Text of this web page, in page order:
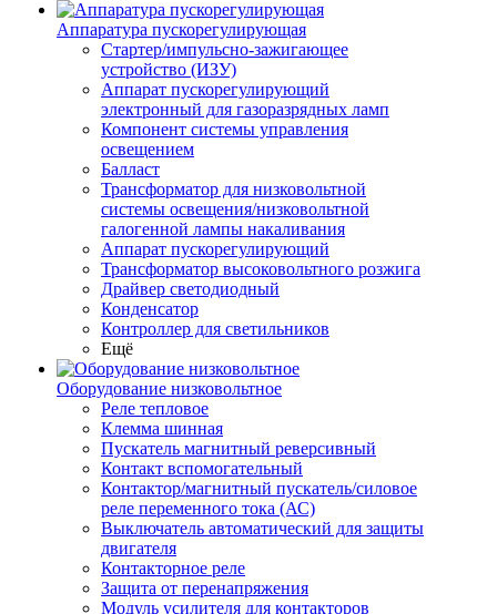
Аппаратура пускорегулирующая
Стартер/импульсно-зажигающее
устройство (ИЗУ)
Аппарат пускорегулирующий
электронный для газоразрядных ламп
Компонент системы управления
освещением
Балласт
Трансформатор для низковольтной
системы освещения/низковольтной
галогенной лампы накаливания
Аппарат пускорегулирующий
Трансформатор высоковольтного розжига
Драйвер светодиодный
Конденсатор
Контроллер для светильников
Ещё
Оборудование низковольтное
Реле тепловое
Клемма шинная
Пускатель магнитный реверсивный
Контакт вспомогательный
Контактор/магнитный пускатель/силовое
реле переменного тока (АС)
Выключатель автоматический для защиты
двигателя
Контакторное реле
Защита от перенапряжения
Модуль усилителя для контакторов